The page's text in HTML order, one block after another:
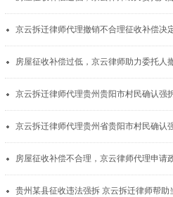
京云拆迁律师代理撤销不合理征收补偿决
房屋征收补偿过低，京云律师助力委托人
京云拆迁律师代理贵州贵阳市村民确认强
京云拆迁律师代理贵州省贵阳市村民确认
房屋征收补偿不合理，京云律师代理申请
贵州某县征收违法强拆 京云拆迁律师帮助